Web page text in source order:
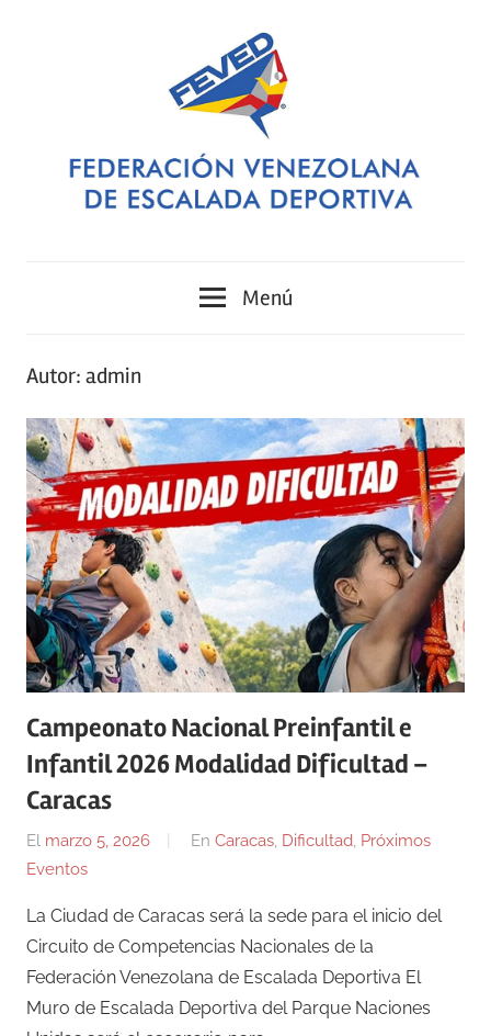
Venezolana
de
Escalada
Deportiva
Menú
Autor: admin
Campeonato Nacional Preinfantil e
Infantil 2026 Modalidad Dificultad –
Caracas
El marzo 5, 2026
Por
En Caracas, Dificultad, Próximos
Eventos
La Ciudad de Caracas será la sede para el inicio del
Circuito de Competencias Nacionales de la
Federación Venezolana de Escalada Deportiva El
Muro de Escalada Deportiva del Parque Naciones